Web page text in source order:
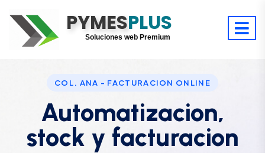
PYMESPLUS
Digitaliza tu éxito
Soluciones web Premium
COL. ANA - FACTURACION ONLINE
Automatizacion,
stock y facturacion